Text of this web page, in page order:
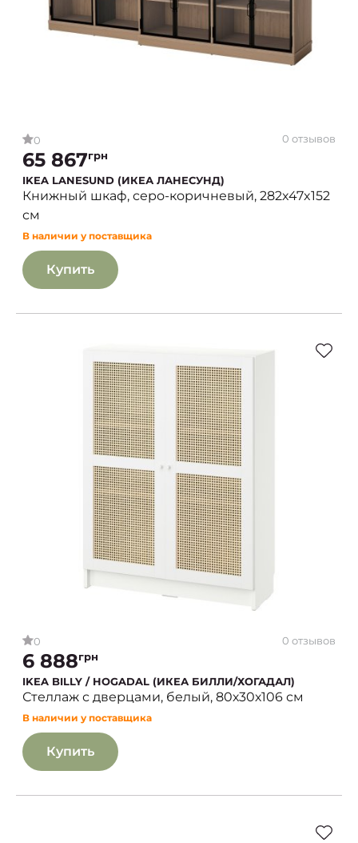
0 0 отзывов
65 867грн
IKEA LANESUND (ИКЕА ЛАНЕСУНД)
Книжный шкаф, серо-коричневый, 282x47x152
см
В наличии у поставщика
Купить
0 0 отзывов
6 888грн
IKEA BILLY / HOGADAL (ИКЕА БИЛЛИ/ХОГАДАЛ)
Стеллаж с дверцами, белый, 80х30х106 см
В наличии у поставщика
Купить